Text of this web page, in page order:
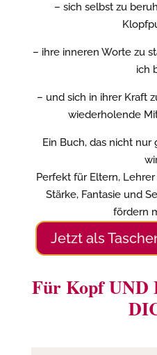
– sich selbst zu
– ihre inneren Worte zu
ich
– und sich in ihrer Kraft
wiederholende
Ein Buch, das nicht
Perfekt für Eltern,
Stärke, Fantasie und
fördern
Jetzt als
Für Kopf UND